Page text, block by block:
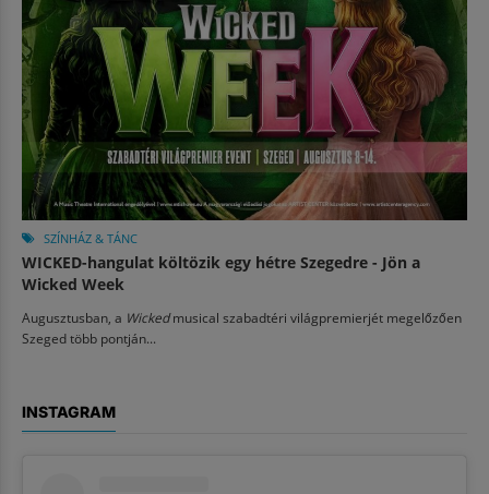
SZÍNHÁZ & TÁNC
WICKED-hangulat költözik egy hétre Szegedre - Jön a
Wicked Week
Augusztusban, a Wickedmusical szabadtéri világpremierjét megelőzően
Szeged több pontján...
INSTAGRAM